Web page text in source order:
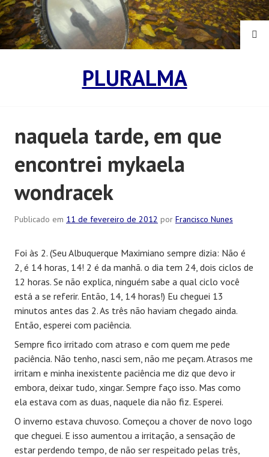
Pular
para
o
conteúdo
PLURALMA
naquela tarde, em que
encontrei mykaela
wondracek
Publicado em 11 de fevereiro de 2012 por Francisco Nunes
Foi às 2. (Seu Albuquerque Maximiano sempre dizia: Não é
2, é 14 horas, 14! 2 é da manhã. o dia tem 24, dois ciclos de
12 horas. Se não explica, ninguém sabe a qual ciclo você
está a se referir. Então, 14, 14 horas!) Eu cheguei 13
minutos antes das 2. As três não haviam chegado ainda.
Então, esperei com paciência.
Sempre fico irritado com atraso e com quem me pede
paciência. Não tenho, nasci sem, não me peçam. Atrasos me
irritam e minha inexistente paciência me diz que devo ir
embora, deixar tudo, xingar. Sempre faço isso. Mas como
ela estava com as duas, naquele dia não fiz. Esperei.
O inverno estava chuvoso. Começou a chover de novo logo
que cheguei. E isso aumentou a irritação, a sensação de
estar perdendo tempo, de não ser respeitado pelas três,